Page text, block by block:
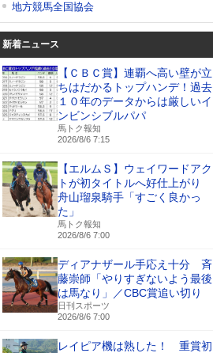
地方競馬全国協会
新着ニュース
【ＣＢＣ賞】連覇へ高い壁が立
ちはだかるトップハンデ！過去
１０年のデータからは厳しいイ
ンビンシブルパパ
馬トク報知
2026/8/6 7:15
【エルムＳ】ウェイワードアク
トが初タイトルへ好仕上がり
舟山瑠泉騎手「すごく良かっ
た」
馬トク報知
2026/8/6 7:00
ディアナザール手応え十分 斉
藤崇師「やりすぎないよう最後
は馬なり」／CBC賞追い切り
日刊スポーツ
2026/8/6 7:00
レイピア機は熟した！ 重賞初